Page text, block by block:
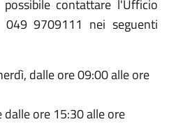
contattare l'Ufficio
049 9709111 nei seguenti
dalle ore 09:00 alle ore
ore 15:30 alle ore